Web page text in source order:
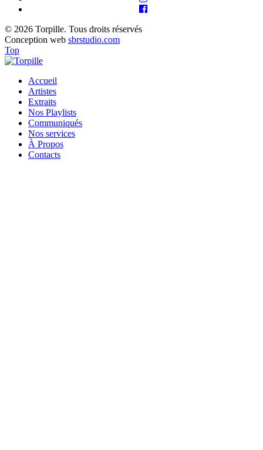
© 2026 Torpille. Tous droits réservés
Conception web sbrstudio.com
Top
Accueil
Artistes
Extraits
Nos Playlists
Communiqués
Nos services
À Propos
Contacts